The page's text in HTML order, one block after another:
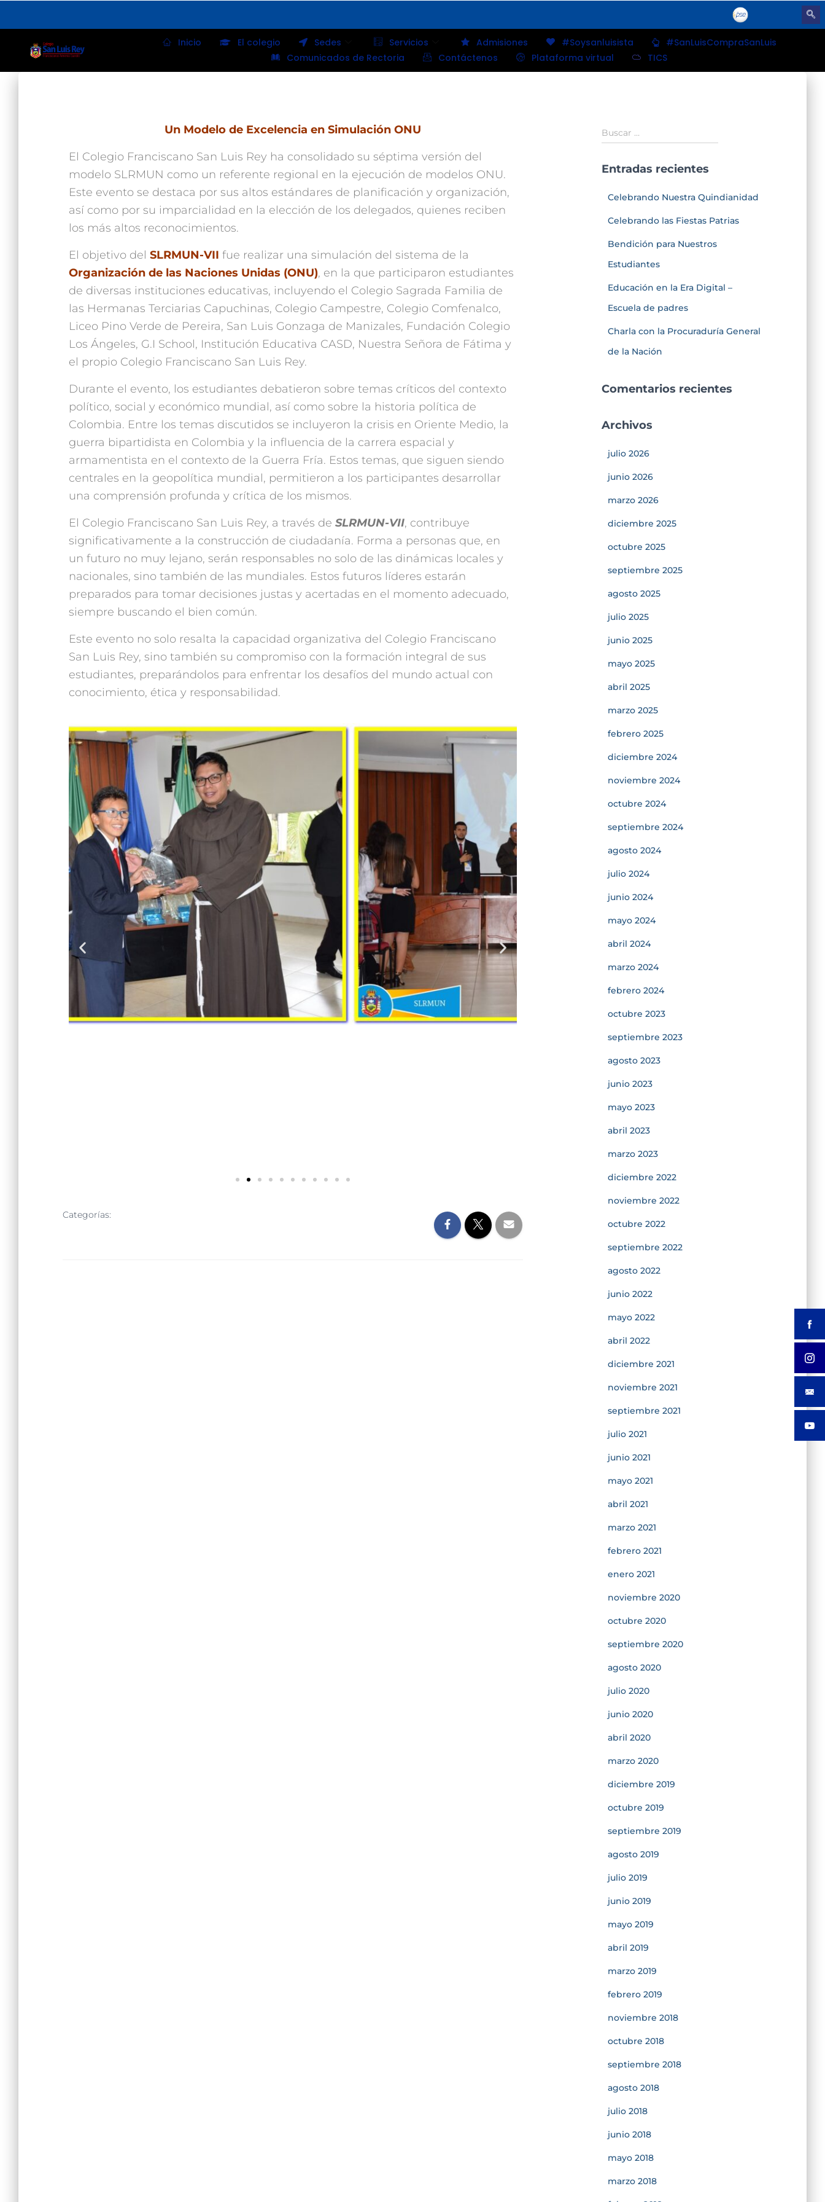
Inicio El colegio Sedes Servicios Admisiones #Soysanluisista
#SanLuisCompraSanLuis
Comunicados de Rectoria
Contáctenos Plataforma virtual TICS
Un Modelo de Excelencia en Simulación ONU
El Colegio Franciscano San Luis Rey ha consolidado su séptima versión del
modelo SLRMUN como un referente regional en la ejecución de modelos ONU.
Este evento se destaca por sus altos estándares de planificación y organización,
así como por su imparcialidad en la elección de los delegados, quienes reciben
los más altos reconocimientos.
El objetivo del SLRMUN-VII fue realizar una simulación del sistema de la
Organización de las Naciones Unidas (ONU), en la que participaron estudiantes
de diversas instituciones educativas, incluyendo el Colegio Sagrada Familia de
las Hermanas Terciarias Capuchinas, Colegio Campestre, Colegio Comfenalco,
Liceo Pino Verde de Pereira, San Luis Gonzaga de Manizales, Fundación Colegio
Los Ángeles, G.I School, Institución Educativa CASD, Nuestra Señora de Fátima y
el propio Colegio Franciscano San Luis Rey.
Durante el evento, los estudiantes debatieron sobre temas críticos del contexto
político, social y económico mundial, así como sobre la historia política de
Colombia. Entre los temas discutidos se incluyeron la crisis en Oriente Medio, la
guerra bipartidista en Colombia y la influencia de la carrera espacial y
armamentista en el contexto de la Guerra Fría. Estos temas, que siguen siendo
centrales en la geopolítica mundial, permitieron a los participantes desarrollar
una comprensión profunda y crítica de los mismos.
El Colegio Franciscano San Luis Rey, a través de SLRMUN-VII, contribuye
significativamente a la construcción de ciudadanía. Forma a personas que, en
un futuro no muy lejano, serán responsables no solo de las dinámicas locales y
nacionales, sino también de las mundiales. Estos futuros líderes estarán
preparados para tomar decisiones justas y acertadas en el momento adecuado,
siempre buscando el bien común.
Este evento no solo resalta la capacidad organizativa del Colegio Franciscano
San Luis Rey, sino también su compromiso con la formación integral de sus
estudiantes, preparándolos para enfrentar los desafíos del mundo actual con
conocimiento, ética y responsabilidad.
Categorías:
Buscar …
Entradas recientes
Celebrando Nuestra Quindianidad
Celebrando las Fiestas Patrias
Bendición para Nuestros
Estudiantes
Educación en la Era Digital –
Escuela de padres
Charla con la Procuraduría General
de la Nación
Comentarios recientes
Archivos
julio 2026
junio 2026
marzo 2026
diciembre 2025
octubre 2025
septiembre 2025
agosto 2025
julio 2025
junio 2025
mayo 2025
abril 2025
marzo 2025
febrero 2025
diciembre 2024
noviembre 2024
octubre 2024
septiembre 2024
agosto 2024
julio 2024
junio 2024
mayo 2024
abril 2024
marzo 2024
febrero 2024
octubre 2023
septiembre 2023
agosto 2023
junio 2023
mayo 2023
abril 2023
marzo 2023
diciembre 2022
noviembre 2022
octubre 2022
septiembre 2022
agosto 2022
junio 2022
mayo 2022
abril 2022
diciembre 2021
noviembre 2021
septiembre 2021
julio 2021
junio 2021
mayo 2021
abril 2021
marzo 2021
febrero 2021
enero 2021
noviembre 2020
octubre 2020
septiembre 2020
agosto 2020
julio 2020
junio 2020
abril 2020
marzo 2020
diciembre 2019
octubre 2019
septiembre 2019
agosto 2019
julio 2019
junio 2019
mayo 2019
abril 2019
marzo 2019
febrero 2019
noviembre 2018
octubre 2018
septiembre 2018
agosto 2018
julio 2018
junio 2018
mayo 2018
marzo 2018